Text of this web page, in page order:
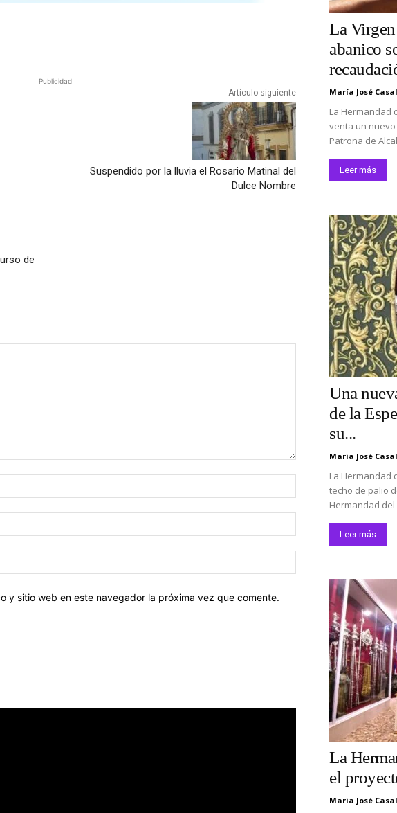
Publicidad
de
Artículo siguiente
Suspendido por la lluvia el Rosario Matinal del
Dulce Nombre
Nombre:*
electrónico:*
web:
y sitio web en este navegador la próxima vez que comente.
La
abanico
María José Casal
La Hermandad
venta un
Patrona de
Leer más
Una
de la
su...
María José Casal
La Hermandad
techo de palio
Hermandad
Leer más
La
el
María José Casal